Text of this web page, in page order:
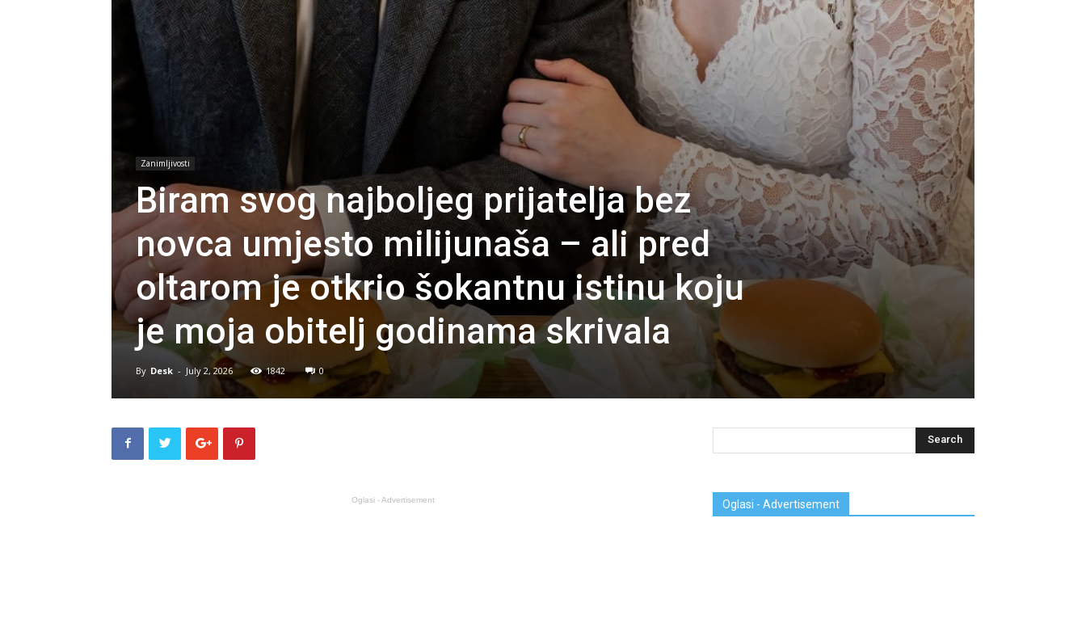
Zanimljivosti
Biram svog najboljeg prijatelja bez
novca umjesto milijunaša – ali pred
oltarom je otkrio šokantnu istinu koju
je moja obitelj godinama skrivala
By Desk - July 2, 2026 1842 0
Oglasi - Advertisement Oglasi - Advertisement